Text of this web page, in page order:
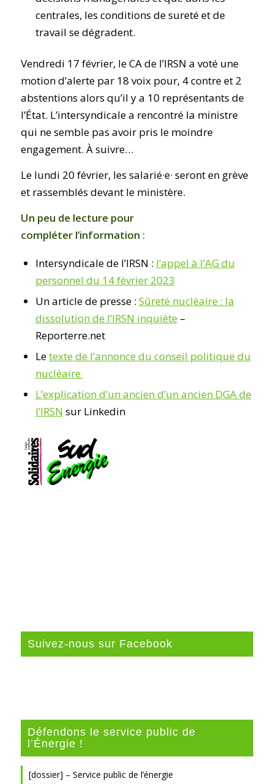
centrales, les conditions de sureté et de
travail se dégradent.
Vendredi 17 février, le CA de l’IRSN a voté une
motion d’alerte par 18 voix pour, 4 contre et 2
abstentions alors qu’il y a 10 représentants de
l’État. L’intersyndicale a rencontré la ministre
qui ne semble pas avoir pris le moindre
engagement. À suivre…
Le lundi 20 février, les salarié·e· seront en grève
et rassemblés devant le ministère.
Un peu de lecture pour
compléter l’information :
Intersyndicale de l’IRSN : l’appel à l’AG du
personnel du 14 février 2023
Un article de presse : Sûreté nucléaire : la
dissolution de l’IRSN inquiète–
Reporterre.net
Letexte de l’annonce du conseil politique du
nucléaire
L’explication d’un ancien d’un ancien DGA de
l’IRSN sur Linkedin
Suivez-nous sur Facebook
Défendons le service public de
l’Énergie !
[dossier] – Service public de l’énergie